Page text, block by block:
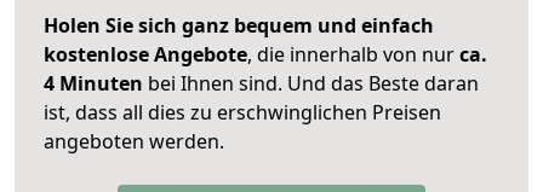
Holen Sie sich ganz bequem und einfach
kostenlose Angebote, die innerhalb von nurca.
4 Minuten bei Ihnen sind. Und das Beste daran
ist, dass all dies zu erschwinglichen Preisen
angeboten werden.